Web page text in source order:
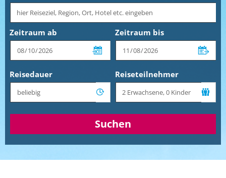
Zeitraum ab Zeitraum bis
Reisedauer Reiseteilnehmer
Suchen